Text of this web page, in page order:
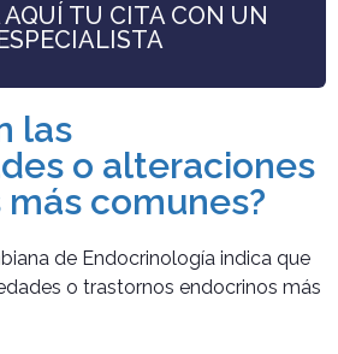
TU CITA CON UN
las
o alteraciones
comunes?
de Endocrinología indica que
o trastornos endocrinos más